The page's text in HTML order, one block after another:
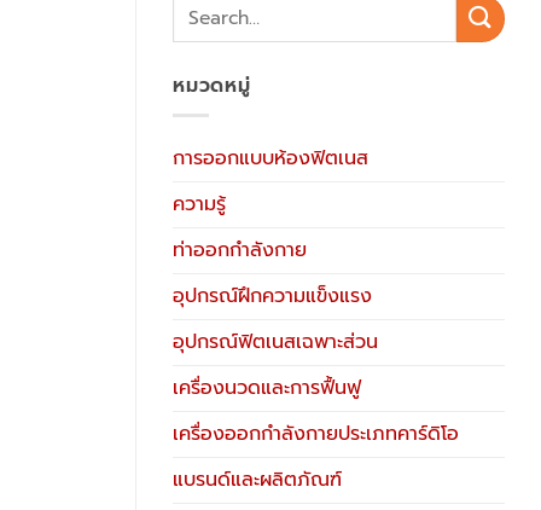
หมวดหมู่
การออกแบบห้องฟิตเนส
ความรู้
ท่าออกกำลังกาย
อุปกรณ์ฝึกความแข็งแรง
อุปกรณ์ฟิตเนสเฉพาะส่วน
เครื่องนวดและการฟื้นฟู
เครื่องออกกำลังกายประเภทคาร์ดิโอ
แบรนด์และผลิตภัณฑ์